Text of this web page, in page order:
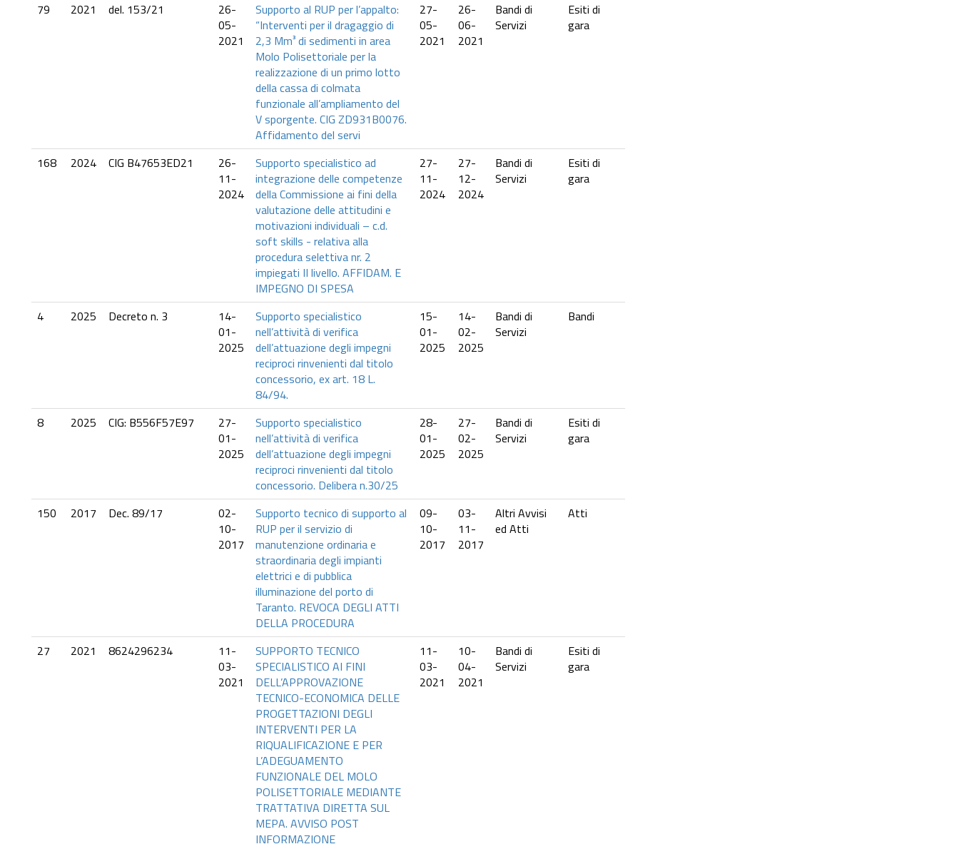
79 2021 del. 153/21
26-
05-
2021
Supporto al RUP per l’appalto:
“Interventi per il dragaggio di
2,3 Mm³ di sedimenti in area
Molo Polisettoriale per la
realizzazione di un primo lotto
della cassa di colmata
funzionale all’ampliamento del
V sporgente. CIG ZD931B0076.
Affidamento del servi
27-
05-
2021
26-
06-
2021
Bandi di
Servizi
Esiti di
gara
168 2024 CIG B47653ED21
26-
11-
2024
Supporto specialistico ad
integrazione delle competenze
della Commissione ai fini della
valutazione delle attitudini e
motivazioni individuali – c.d.
soft skills - relativa alla
procedura selettiva nr. 2
impiegati II livello. AFFIDAM. E
IMPEGNO DI SPESA
27-
11-
2024
27-
12-
2024
Bandi di
Servizi
Esiti di
gara
4 2025 Decreto n. 3
14-
01-
2025
Supporto specialistico
nell’attività di verifica
dell’attuazione degli impegni
reciproci rinvenienti dal titolo
concessorio, ex art. 18 L.
84/94.
15-
01-
2025
14-
02-
2025
Bandi di
Servizi
Bandi
8 2025 CIG: B556F57E97
27-
01-
2025
Supporto specialistico
nell’attività di verifica
dell’attuazione degli impegni
reciproci rinvenienti dal titolo
concessorio. Delibera n.30/25
28-
01-
2025
27-
02-
2025
Bandi di
Servizi
Esiti di
gara
150 2017 Dec. 89/17
02-
10-
2017
Supporto tecnico di supporto al
RUP per il servizio di
manutenzione ordinaria e
straordinaria degli impianti
elettrici e di pubblica
illuminazione del porto di
Taranto. REVOCA DEGLI ATTI
DELLA PROCEDURA
09-
10-
2017
03-
11-
2017
Altri Avvisi
ed Atti
Atti
27 2021 8624296234
11-
03-
2021
SUPPORTO TECNICO
SPECIALISTICO AI FINI
DELL’APPROVAZIONE
TECNICO-ECONOMICA DELLE
PROGETTAZIONI DEGLI
INTERVENTI PER LA
RIQUALIFICAZIONE E PER
L’ADEGUAMENTO
FUNZIONALE DEL MOLO
POLISETTORIALE MEDIANTE
TRATTATIVA DIRETTA SUL
MEPA. AVVISO POST
INFORMAZIONE
11-
03-
2021
10-
04-
2021
Bandi di
Servizi
Esiti di
gara